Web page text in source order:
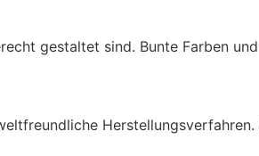
gestaltet sind. Bunte Farben